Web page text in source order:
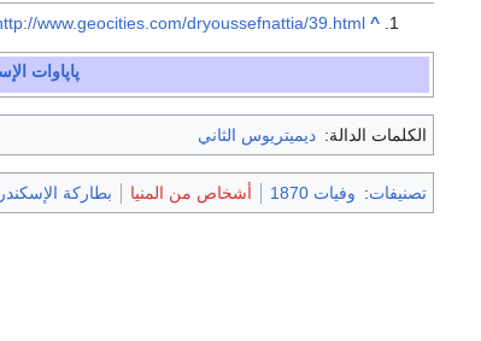
^
www.geocities.com/dryoussefnattia/39.html
پاپاوات
الكلمات الدالة: ديميتريوس الثاني
تصنيفات: وفيات 1870 أشخاص من المنيا بطاركة